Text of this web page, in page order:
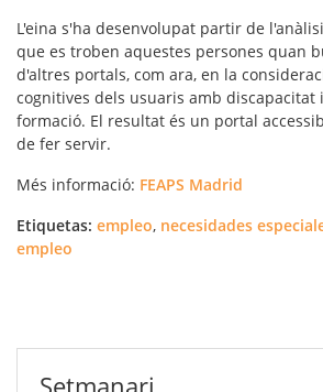
L'eina s'ha desenvolupat partir de
que es troben aquestes persones quan
d'altres portals, com ara, en la
cognitives dels usuaris amb discapacitat
formació. El resultat és un portal
de fer servir.
Més informació: FEAPS Madrid
Etiquetas: empleo, necesidades
empleo